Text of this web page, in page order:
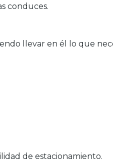
conduces.
llevar en él lo que
de estacionamiento.